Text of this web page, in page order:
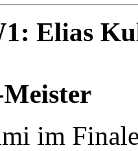
Elias
Meister
im